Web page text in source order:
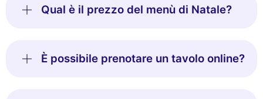
Consensi certificati da
Qual è il prezzo del menù di Natale?
È possibile prenotare un tavolo online?